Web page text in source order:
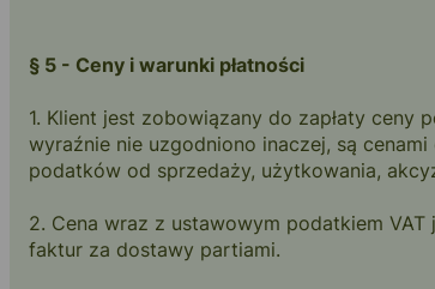
§ 5 - Ceny i warunki płatności
1. Klient jest zobowiązany do zapłaty ceny
wyraźnie nie uzgodniono inaczej, są
podatków od sprzedaży, użytkowania,
2. Cena wraz z ustawowym podatkiem
faktur za dostawy partiami.